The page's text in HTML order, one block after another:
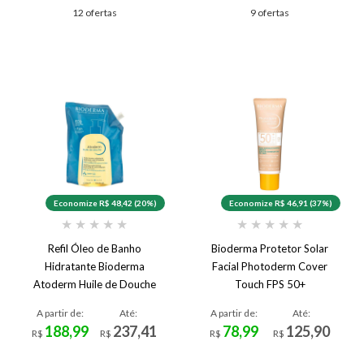
12 ofertas 9 ofertas
Economize R$ 48,42 (20%)
★ ★ ★ ★ ★
Refil Óleo de Banho
Hidratante Bioderma
Atoderm Huile de Douche
A partir de:
R$ 188,99
Até:
R$ 237,41
Economize R$ 46,91 (37%)
★ ★ ★ ★ ★
Bioderma Protetor Solar
Facial Photoderm Cover
Touch FPS 50+
A partir de:
R$ 78,99
Até:
R$ 125,90